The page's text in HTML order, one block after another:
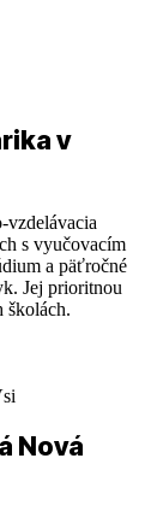
v
vzdelávacia
s vyučovacím
a päťročné
Jej prioritnou
školách.
Nová